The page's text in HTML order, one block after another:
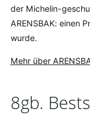
der Michelin-
ARENSBAK: einen
wurde.
Mehr über
8gb.